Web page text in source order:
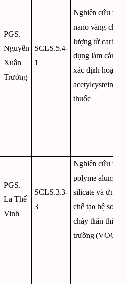
PGS.
Nguyễn
Xuân
Trường
SCLS.5.4-
1
Nghiên cứu
nano vàng-chấm
lượng tử carbon
dụng làm cảm
xác định hoạt
acetylcysteine
thuốc
PGS.
La Thế
Vinh
SCLS.3.3-
3
Nghiên cứu
polyme
silicate và ứng
chế tạo hệ sơn
cháy thân thiện
trường (VOC =